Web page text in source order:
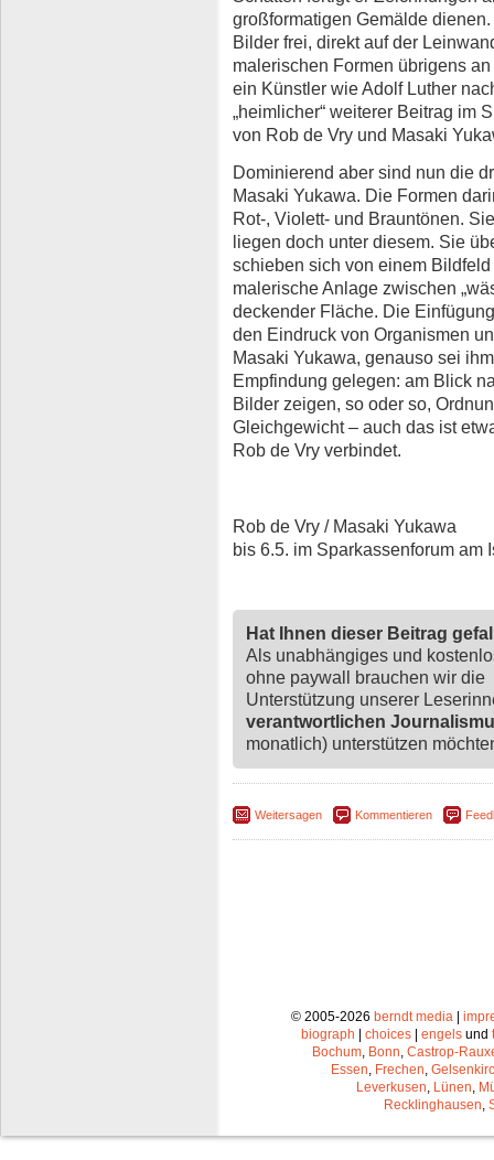
großformatigen Gemälde
Bilder frei, direkt auf der
malerischen Formen übrigens
ein Künstler wie Adolf Luther
„heimlicher“ weiterer Beitrag im
von Rob de Vry und Masaki
Dominierend aber sind nun die
Masaki Yukawa. Die Formen
Rot-, Violett- und Brauntönen.
liegen doch unter diesem. Sie
schieben sich von einem
malerische Anlage zwischen
deckender Fläche. Die
den Eindruck von Organismen
Masaki Yukawa, genauso sei
Empfindung gelegen: am Blick
Bilder zeigen, so oder so,
Gleichgewicht – auch das ist
Rob de Vry verbindet.
Rob de Vry / Masaki Yukawa
bis 6.5. im Sparkassenforum am
Hat Ihnen dieser Beitrag
Als unabhängiges und
ohne paywall brauchen wir die
Unterstützung unserer
verantwortlichen
monatlich) unterstützen
Weitersagen Kommentieren
© 2005-2026 berndt media|
biograph
choices engels und
Bochum, Bonn, Castrop-
Essen, Frechen,
Leverkusen, Lünen,
Recklinghausen,